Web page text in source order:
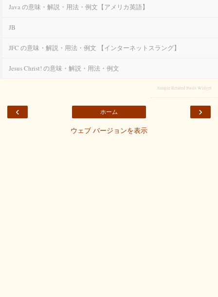
Java の意味・解説・用法・例文【アメリカ英語】
JB
JFC の意味・解説・用法・例文 【インターネットスラング】
Jesus Christ! の意味・解説・用法・例文
Simple Related Posts Widget
‹ ›
ホーム
ウェブ バージョンを表示